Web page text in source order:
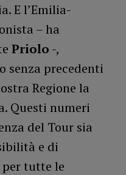
E l’Emilia-
– ha
Priolo -,
senza precedenti
Regione la
Questi numeri
del Tour sia
e di
per tutte le